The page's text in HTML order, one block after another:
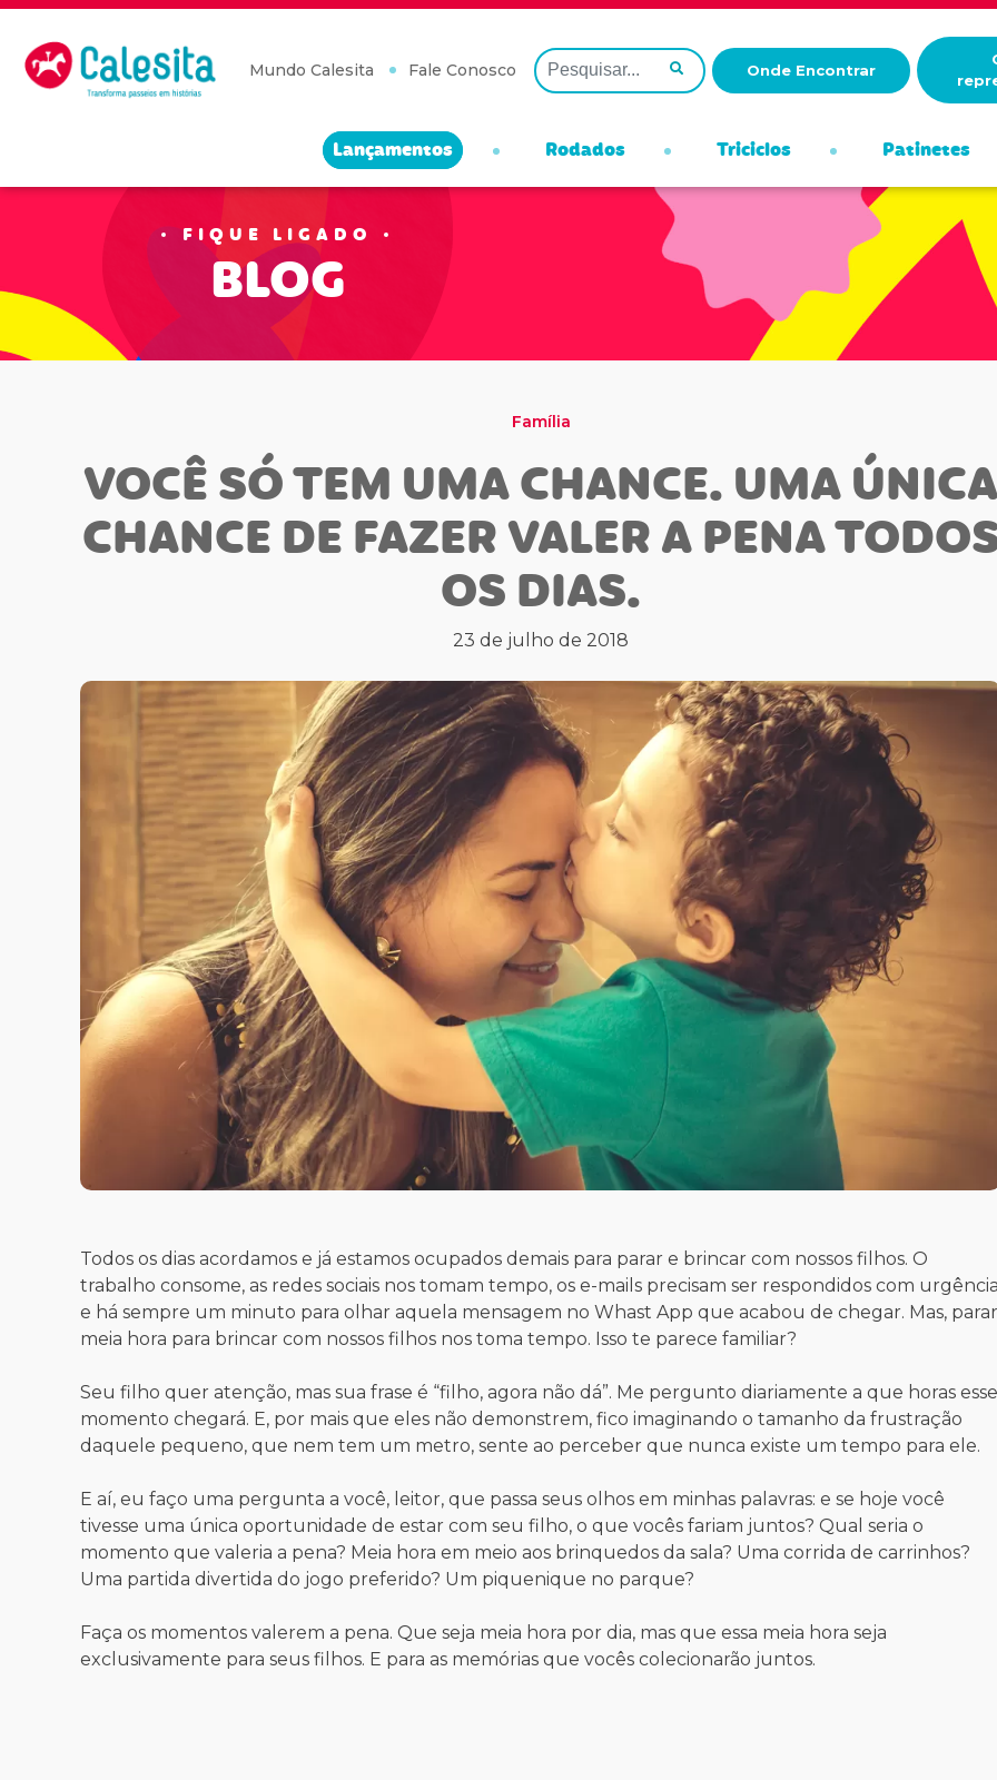
Skip
content
Mundo Calesita Fale Conosco Onde Encontrar
Lançamentos Rodados Triciclos Patinetes
FIQUE LIGADO
BLOG
Família
VOCÊ SÓ TEM UMA CHANCE. UMA ÚNICA
CHANCE DE FAZER VALER A PENA
OS DIAS.
23 de julho de 2018
Todos os dias acordamos e já estamos ocupados demais para parar e brincar com nossos filhos. O
trabalho consome, as redes sociais nos tomam tempo, os e-mails precisam ser respondidos com urgência
e há sempre um minuto para olhar aquela mensagem no Whast App que acabou de chegar. Mas, parar
meia hora para brincar com nossos filhos nos toma tempo. Isso te parece familiar?
Seu filho quer atenção, mas sua frase é “filho, agora não dá”. Me pergunto diariamente a que horas esse
momento chegará. E, por mais que eles não demonstrem, fico imaginando o tamanho da frustração
daquele pequeno, que nem tem um metro, sente ao perceber que nunca existe um tempo para ele.
E aí, eu faço uma pergunta a você, leitor, que passa seus olhos em minhas palavras: e se hoje você
tivesse uma única oportunidade de estar com seu filho, o que vocês fariam juntos? Qual seria o
momento que valeria a pena? Meia hora em meio aos brinquedos da sala? Uma corrida de carrinhos?
Uma partida divertida do jogo preferido? Um piquenique no parque?
Faça os momentos valerem a pena. Que seja meia hora por dia, mas que essa meia hora seja
exclusivamente para seus filhos. E para as memórias que vocês colecionarão juntos.